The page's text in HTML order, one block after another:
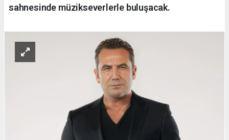
sahnesinde müzikseverlerle buluşacak.